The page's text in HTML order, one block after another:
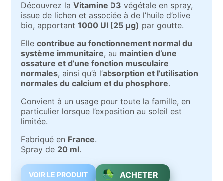
Découvrez laVitamine D3 végétale en spray,
issue de lichen et associée à de l’huile d’olive
bio, apportant1000 UI (25 µg) par goutte.
Ellecontribue au fonctionnement normal du
système immunitaire, au maintien d’une
ossature et d’une fonction musculaire
normales, ainsi qu’à l’absorption et l’utilisation
normales du calcium et du phosphore.
Convient à un usage pour toute la famille, en
particulier lorsque l’exposition au soleil est
limitée.
Fabriqué en France.
Spray de 20 ml.
VOIR LE PRODUIT ACHETER